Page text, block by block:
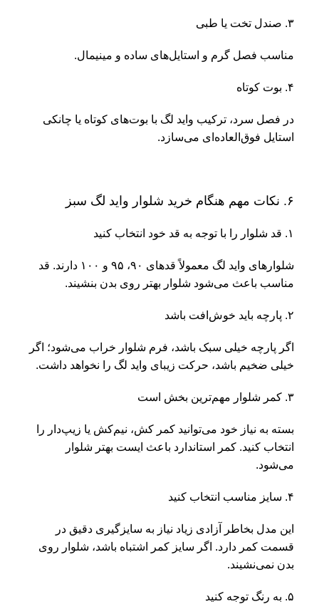
۳. صندل تخت یا طبی
مناسب فصل گرم و استایل‌های ساده و مینیمال.
۴. بوت کوتاه
در فصل سرد، ترکیب واید لگ با بوت‌های کوتاه یا چانکی
استایل فوق‌العاده‌ای می‌سازد.
۶. نکات مهم هنگام خرید شلوار واید لگ سبز
۱. قد شلوار را با توجه به قد خود انتخاب کنید
شلوارهای واید لگ معمولاً قدهای ۹۰، ۹۵ و ۱۰۰ دارند. قد
مناسب باعث می‌شود شلوار بهتر روی بدن بنشیند.
۲. پارچه باید خوش‌افت باشد
اگر پارچه خیلی سبک باشد، فرم شلوار خراب می‌شود؛ اگر
خیلی ضخیم باشد، حرکت زیبای واید لگ را نخواهد داشت.
۳. کمر شلوار مهم‌ترین بخش است
بسته به نیاز خود می‌توانید کمر کش، نیم‌کش یا زیپ‌دار را
انتخاب کنید. کمر استاندارد باعث ایست بهتر شلوار
می‌شود.
۴. سایز مناسب انتخاب کنید
این مدل بخاطر آزادی زیاد نیاز به سایزگیری دقیق در
قسمت کمر دارد. اگر سایز کمر اشتباه باشد، شلوار روی
بدن نمی‌نشیند.
۵. به رنگ توجه کنید